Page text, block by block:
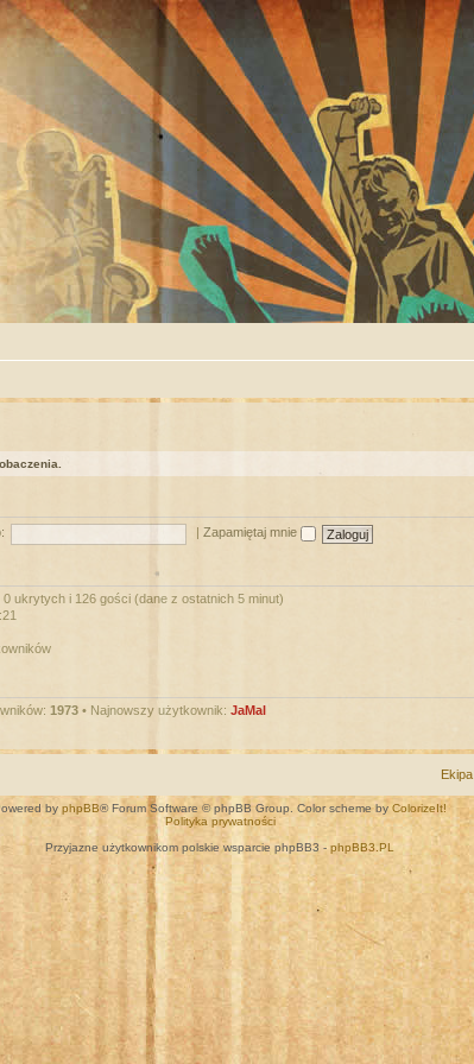
Zapamiętaj mnie
ukrytych i 126 gości (dane z ostatnich 5 minut)
1973 • Najnowszy użytkownik: JaMal
Ekipa
by phpBB® Forum Software © phpBB Group. Color scheme by ColorizeIt!
Polityka prywatności
Przyjazne użytkownikom polskie wsparcie phpBB3 - phpBB3.PL